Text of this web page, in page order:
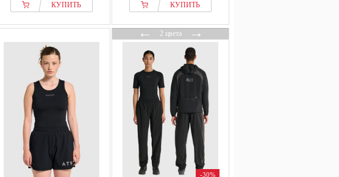
КУПИТЬ КУПИТЬ
←2 цвета→
-30%